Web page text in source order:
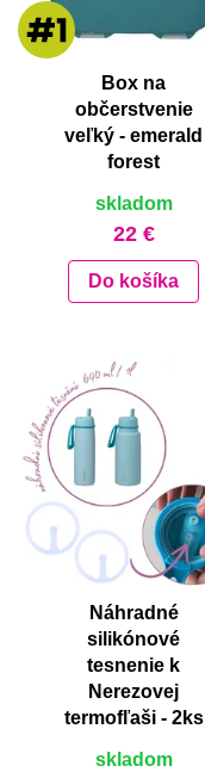
Box na
občerstvenie
veľký - emerald
forest
skladom
22 €
Do košíka
Náhradné
silikónové
tesnenie k
Nerezovej
termofľaši - 2ks
skladom